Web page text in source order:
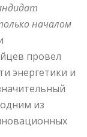
началом
провел
энергетики и
из